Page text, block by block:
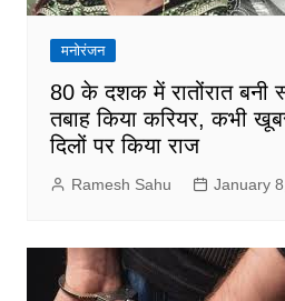
मनोरंजन
80 के दशक में रातोंरात बनी
तबाह किया करियर, कभी
दिलों पर किया राज
Ramesh Sahu January